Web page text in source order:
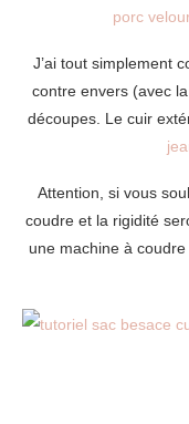
porc
J’ai tout simplement
contre envers (avec
découpes. Le cuir
Attention, si vous
coudre et la rigidité
une machine à